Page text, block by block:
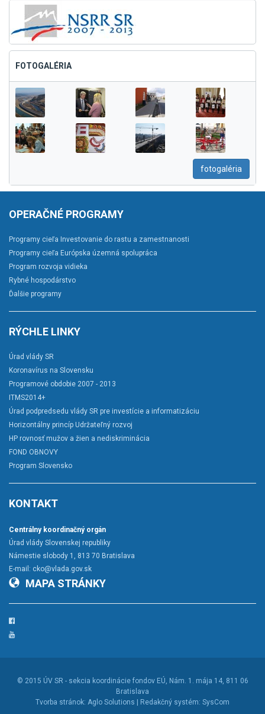
FOTOGALÉRIA
fotogaléria
OPERAČNÉ PROGRAMY
Programy cieľa Investovanie do rastu a zamestnanosti
Programy cieľa Európska územná spolupráca
Program rozvoja vidieka
Rybné hospodárstvo
Ďalšie programy
RÝCHLE LINKY
Úrad vlády SR
Koronavírus na Slovensku
Programové obdobie 2007 - 2013
ITMS2014+
Úrad podpredsedu vlády SR pre investície a informatizáciu
Horizontálny princíp Udržateľný rozvoj
HP rovnosť mužov a žien a nediskriminácia
FOND OBNOVY
Program Slovensko
KONTAKT
Centrálny koordinačný orgán
Úrad vlády Slovenskej republiky
Námestie slobody 1, 813 70 Bratislava
E-mail: cko@vlada.gov.sk
MAPA STRÁNKY
Facebook
YouTube
© 2015 ÚV SR - sekcia koordinácie fondov EÚ, Nám. 1. mája 14, 811 06
Bratislava
Tvorba stránok: Aglo Solutions | Redakčný systém: SysCom